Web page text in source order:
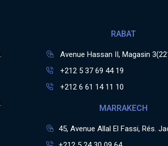
RABAT
Avenue Hassan II, Magasin
+212 5 37 69 44 19
+212 6 61 14 11 10
MARRAKECH
45, Avenue Allal El Fassi, Rés.